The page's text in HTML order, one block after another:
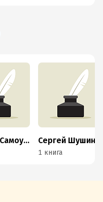
Наталья Самоукина Сергей Шушин
1 книга